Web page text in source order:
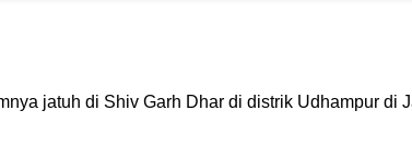
jatuh di Shiv Garh Dhar di distrik Udhampur di